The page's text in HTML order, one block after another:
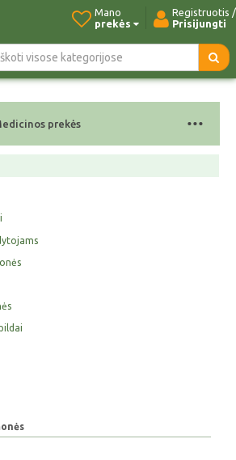
Registruotis /
Prisijungti
Mano
prekės
Pradžia Naujos prekės Kontaktai
prekės ...